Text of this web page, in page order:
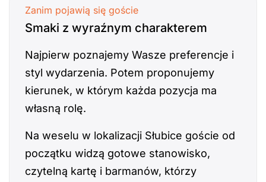
Zanim pojawią się goście
Smaki z wyraźnym charakterem
Najpierw poznajemy Wasze preferencje i
styl wydarzenia. Potem proponujemy
kierunek, w którym każda pozycja ma
własną rolę.
Na weselu w lokalizacji Słubice goście od
początku widzą gotowe stanowisko,
czytelną kartę i barmanów, którzy